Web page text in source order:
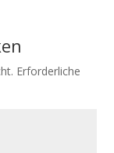
Erforderliche